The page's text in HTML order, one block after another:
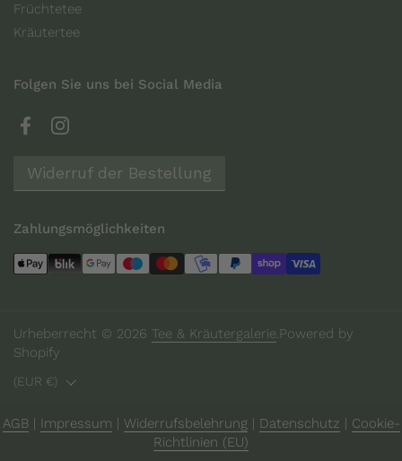
Früchtetee
Kräutertee
Folgen Sie uns bei Social Media
FacebookInstagram
Widerruf der Bestellung
Zahlungsmöglichkeiten
Urheberrecht © 2026 Tee & Kräutergalerie.Powered by
Shopify
Land/Region
(EUR €)
AGB| Impressum Widerrufsbelehrung| Datenschutz
Cookie-
Richtlinien (EU)